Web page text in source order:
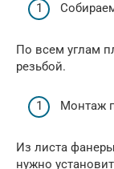
По всем углам
резьбой.
Монтаж
Из листа
нужно